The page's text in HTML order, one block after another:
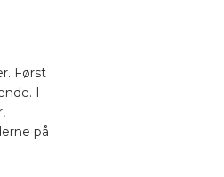
Først
I
på